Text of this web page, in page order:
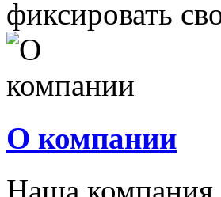
фиксировать
О компании